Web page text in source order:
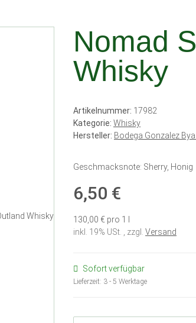
Nomad
Whisky
Artikelnummer: 17982
Kategorie: Whisky
Hersteller: Bodega Gonzalez
Geschmacksnote: Sherry, Honig
6,50 €
130,00 € pro 1 l
inkl. 19% USt. , zzgl. Versand
Sofort verfügbar
Lieferzeit: 3 - 5 Werktage